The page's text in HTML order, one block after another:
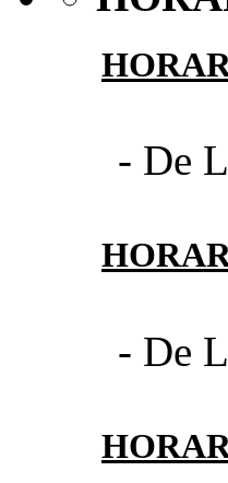
- De
- De